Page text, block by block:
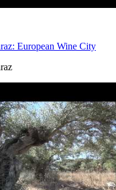
European Wine City